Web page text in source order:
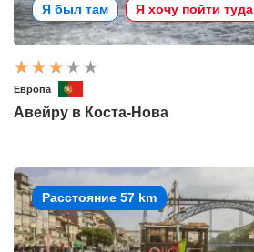
Я был там Я хочу пойти туда
Европа
Авейру в Коста-Нова
Расстояние 57 km